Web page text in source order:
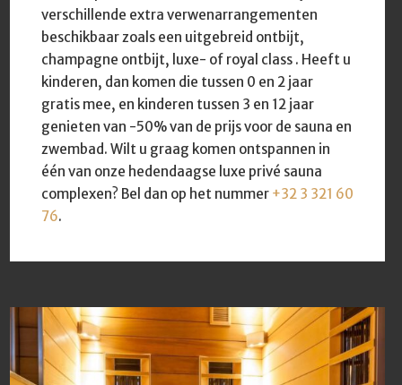
verschillende extra verwenarrangementen
beschikbaar zoals een uitgebreid ontbijt,
champagne ontbijt, luxe- of royal class . Heeft u
kinderen, dan komen die tussen 0 en 2 jaar
gratis mee, en kinderen tussen 3 en 12 jaar
genieten van -50% van de prijs voor de sauna en
zwembad. Wilt u graag komen ontspannen in
één van onze hedendaagse luxe privé sauna
complexen? Bel dan op het nummer +32 3 321 60
76.